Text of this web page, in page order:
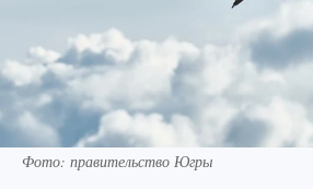
Фото: правительство Югры